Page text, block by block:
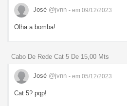
José @jvnn - em 09/12/2023
Olha a bomba!
Cabo De Rede Cat 5 De 15,00 Mts
José @jvnn - em 05/12/2023
Cat 5? pqp!